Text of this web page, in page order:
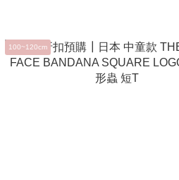
100~120cm